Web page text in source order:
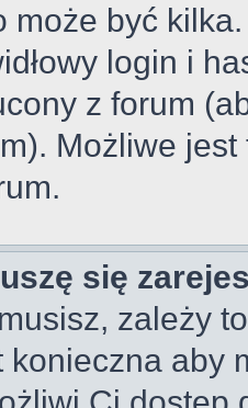
może być
login i
z forum
Możliwe
się
zależy
konieczna aby